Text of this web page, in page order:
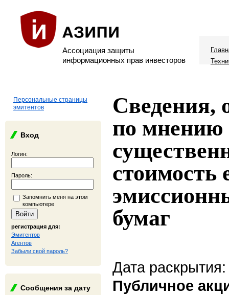
Ассоциация защиты
информационных прав инвесторов
Персональные страницы
эмитентов
Вход
Логин:
Пароль:
Запомнить меня на этом
компьютере
регистрация для:
Эмитентов
Агентов
Забыли свой пароль?
Сообщения за дату
Сведения,
по мнению
стоимость
бумаг
Дата
Публичное